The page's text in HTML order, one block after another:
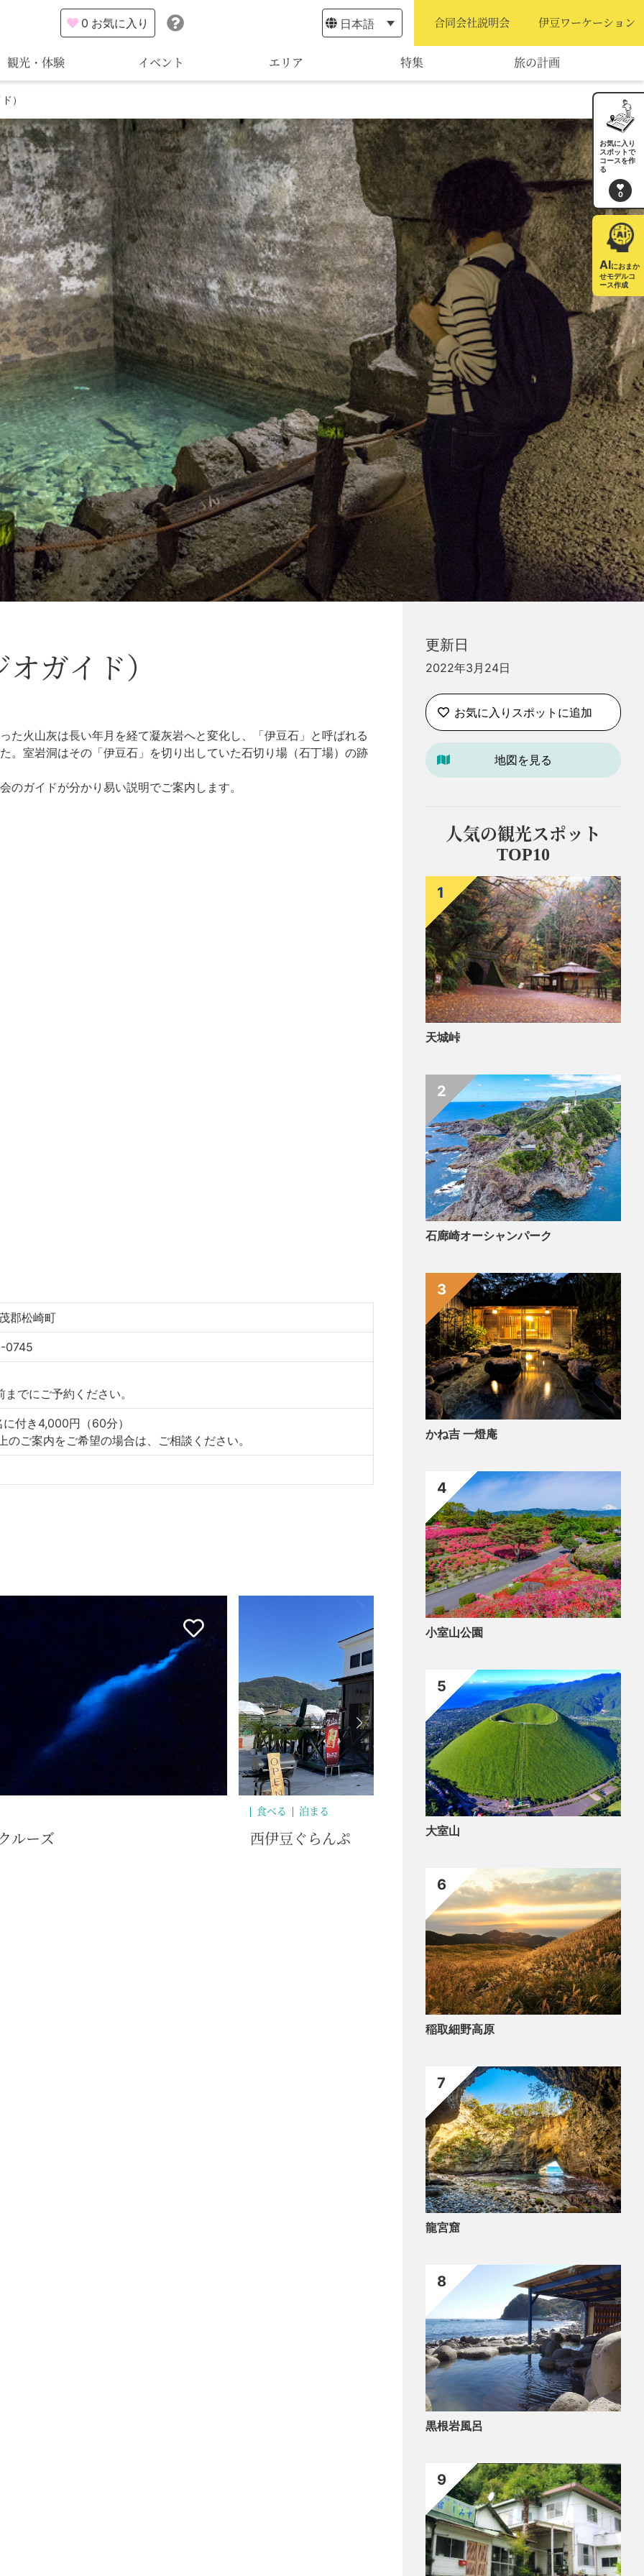
観光・体験 イベント エリア 特集 旅の計画
宿泊・予約
旅程作成
AIルートプランナー
アクセス
日本語 合同会社説明会 伊豆ワーケーション
0 お気に入り
）
ガイド）
た火山灰は長い年月を経て凝灰岩へと変化し、「伊豆石」と呼ばれる
。室岩洞はその「伊豆石」を切り出していた石切り場（石丁場）の跡
ガイドが分かり易い説明でご案内します。
郡松崎町
0745
でにご予約ください。
付き4,000円（60分）
のご案内をご希望の場合は、ご相談ください。
歴史・文化
伊豆の長八美術館
更新日
2022年3月24日
お気に入りスポットに追加
地図を見る
人気の観光スポット
TOP10
天城峠
1
石廊崎オーシャンパーク
2
かね吉 一燈庵
3
小室山公園
4
大室山
5
稲取細野高原
6
龍宮窟
7
黒根岩風呂
8
9
お気に入り
スポットで
コースを作
る
0
AIにおまか
せモデルコ
ース作成